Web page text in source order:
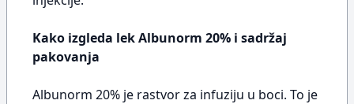
Kako izgleda lek Albunorm 20% i sadržaj
pakovanja
Albunorm 20% je rastvor za infuziju u boci. To je